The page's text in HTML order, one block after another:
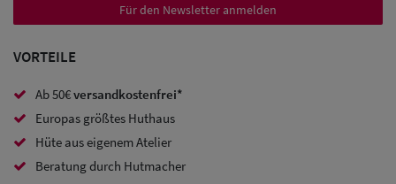
Sale: Army
Caps
Für den Newsletter anmelden
VORTEILE
Ab 50€versandkostenfrei*
Europas größtes Huthaus
Hüte aus eigenem Atelier
Beratung durch Hutmacher